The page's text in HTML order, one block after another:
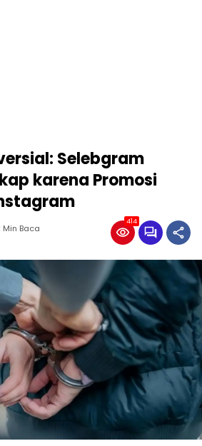
Selebgram
karena Promosi
Min Baca
414